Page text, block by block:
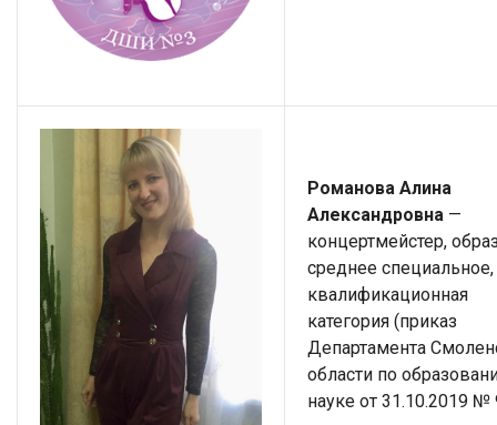
Романова Алина
Александровна —
концертмейстер,
среднее
квалификационная
категория (приказ
Департамента
области по
науке от 31.10.2019